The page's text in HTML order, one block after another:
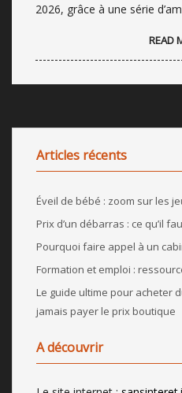
2026, grâce à une série
READ
Articles récents
Éveil de bébé : zoom sur les
Prix d’un débarras : ce qu’il
Pourquoi faire appel à un
Formation et emploi :
Le guide ultime pour acheter
jamais payer le prix boutique
A découvrir